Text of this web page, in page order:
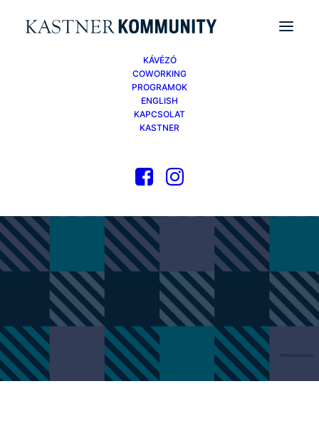
KÁVÉZÓ
COWORKING
PROGRAMOK
ENGLISH
KAPCSOLAT
KASTNER